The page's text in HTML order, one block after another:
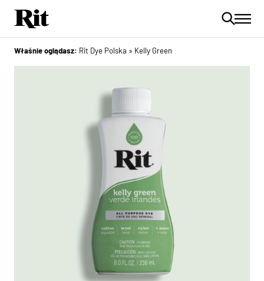
Właśnie oglądasz: Rit Dye Polska » Kelly Green